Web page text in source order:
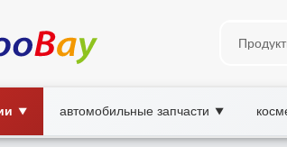
▼ автомобильные запчасти ▼